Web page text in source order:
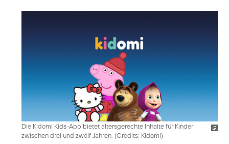
Die Kidomi Kids-App bietet altersgerechte Inhalte für Kinder
zwischen drei und zwölf Jahren. (Credits: Kidomi)